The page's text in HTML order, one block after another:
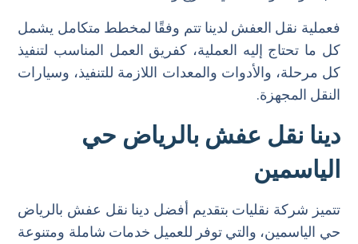
فعملية نقل العفش لدينا تتم وفقًا لمخطط متكامل يشمل
كل ما تحتاج إليه العملية، كفريق العمل المناسب لتنفيذ
كل مرحلة، والأدوات والمعدات اللازمة للتنفيذ، وسيارات
النقل المجهزة.
دينا نقل عفش بالرياض حي
الياسمين
تتميز شركة نقليات بتقديم أفضل دينا نقل عفش بالرياض
حي الياسمين، والتي توفر للعميل خدمات شاملة ومتنوعة